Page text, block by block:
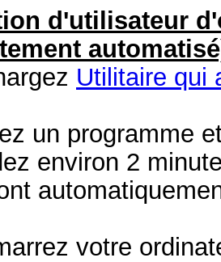
d'utilisateur
Utilitaire qui
un programme
environ 2
votre